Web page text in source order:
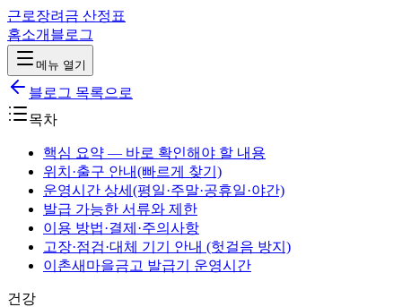
근로장려금 산정표
홈소개 블로그
메뉴 열기
블로그 목록으로
목차
핵심 요약 — 바로 확인해야 할 내용
위치·출구 안내(빠르게 찾기)
운영시간 상세(평일·주말·공휴일·야간)
발급 가능한 서류와 제한
이용 방법·결제·주의사항
고장·점검·대체 기기 안내 (헛걸음 방지)
이촌새마을금고 발급기 운영시간
건강